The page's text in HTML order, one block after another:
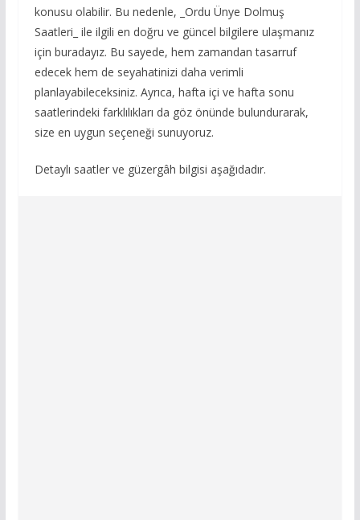
konusu olabilir. Bu nedenle, _Ordu Ünye Dolmuş
Saatleri_ ile ilgili en doğru ve güncel bilgilere ulaşmanız
için buradayız. Bu sayede, hem zamandan tasarruf
edecek hem de seyahatinizi daha verimli
planlayabileceksiniz. Ayrıca, hafta içi ve hafta sonu
saatlerindeki farklılıkları da göz önünde bulundurarak,
size en uygun seçeneği sunuyoruz.
Detaylı saatler ve güzergâh bilgisi aşağıdadır.